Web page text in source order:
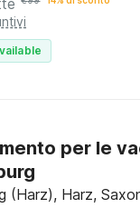
per le
(Harz), Harz,